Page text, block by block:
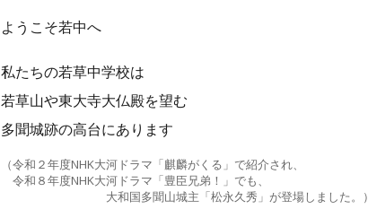
ようこそ若中へ
私たちの若草中学校は
若草山や東大寺大仏殿を望む
多聞城跡の高台にあります
（令和２年度NHK大河ドラマ「麒麟がくる」で紹介され、
令和８年度NHK大河ドラマ「豊臣兄弟！」でも、
大和国多聞山城主「松永久秀」が登場し ました。）